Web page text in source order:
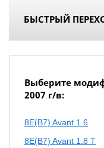
БЫСТРЫЙ
Выберите
2007 г/в:
8E(B7) Avant 1.6
8E(B7) Avant 1.8 T